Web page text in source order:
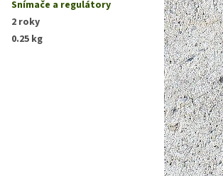
Snímače a regulátory
2 roky
0.25 kg